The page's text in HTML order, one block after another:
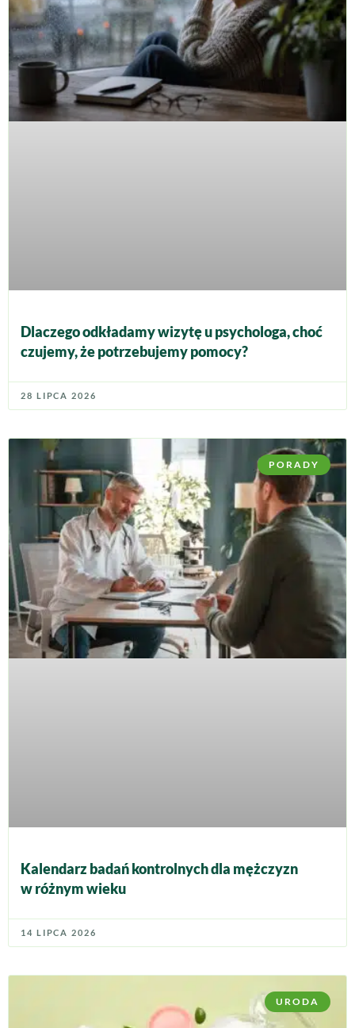
Dlaczego odkładamy wizytę u psychologa, choć
czujemy, że potrzebujemy pomocy?
28 LIPCA 2026
PORADY
Kalendarz badań kontrolnych dla mężczyzn
w różnym wieku
14 LIPCA 2026
URODA